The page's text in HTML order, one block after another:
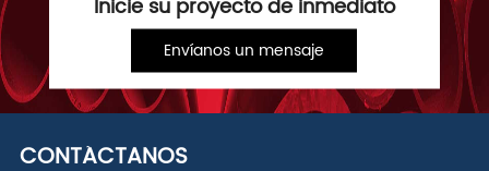
Inicie su proyecto de inmediato
Envíanos un mensaje
CONTÁCTANOS